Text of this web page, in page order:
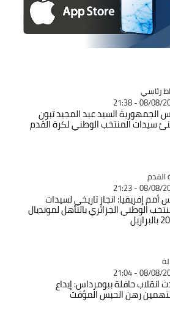
رئاسي
08/08/
الجمهورية السيد عبد المجيد تبون
سيدات المنتخب الوطني لكرة القدم
08/08/
إفريقيا: انجاز تاريخي لسيدات
الوطني الجزائري بالتأهل لمونديال
08/08/
انقلاب حافلة ببومرداس: إيداع
رهن الحبس المؤقت